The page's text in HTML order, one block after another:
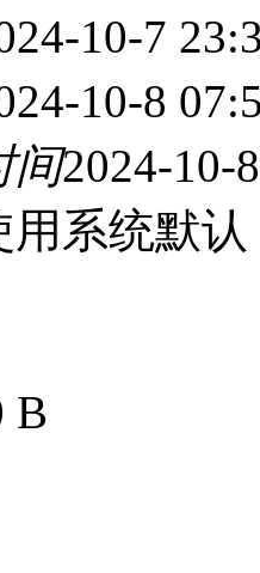
10-7
10-8
间2024-10-
用系统默认
B